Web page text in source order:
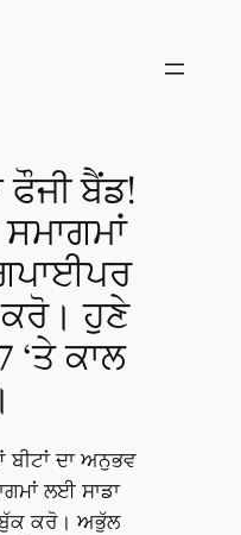
ਬੈਂਡ!
ਹੁਣੇ
‘ਤੇ ਕਾਲ
ਦਾ ਅਨੁਭਵ
ਲਈ ਸਾਡਾ
ਕਰੋ। ਅਭੁੱਲ